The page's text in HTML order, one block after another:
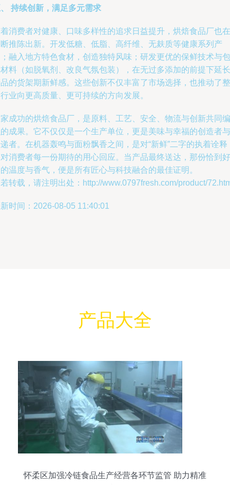
持续创新，满足多元需求
消费者对健康、口味多样性的追求日益提升，烘焙食品厂也在
推陈出新。开发低糖、低脂、高纤维、无麸质等健康系列产
融入地方特色食材，创造独特风味；研发更优的保鲜技术与包
料（如脱氧剂、改良气氛包装），在无过多添加的前提下延长
的货架期新鲜感。这些创新不仅丰富了市场选择，也推动了整
业向更高质量、更可持续的方向发展。
成功的烘焙食品厂，是原料、工艺、安全、物流与创新共同编
成果。它不仅仅是一个生产单位，更是美味与幸福的创造者与
者。在机器轰鸣与面粉飘香之间，是对“新鲜”二字的执着诠释
消费者每一份期待的用心回应。当产品最终送达，那份恰到好
温度与香气，便是所有匠心与科技融合的最佳证明。
转载，请注明出处：http://www.0797fresh.com/product/
时间：2026-08-05 11:40:01
产品大全
怀柔区加强冷链食品生产经营各环节监管 助力精准